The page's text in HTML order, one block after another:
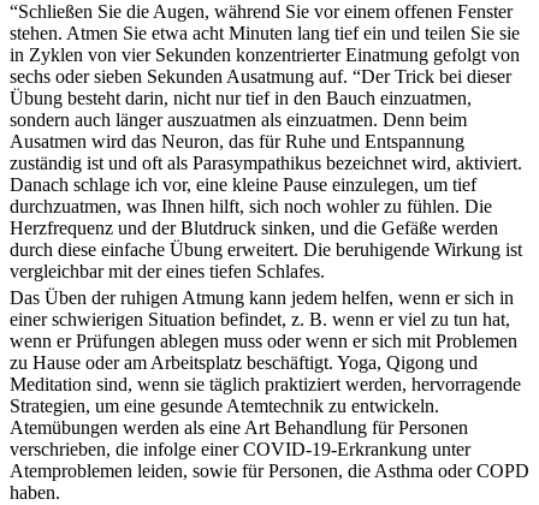
“Schließen Sie die Augen, während Sie vor einem offenen Fenster
stehen. Atmen Sie etwa acht Minuten lang tief ein und teilen Sie sie
in Zyklen von vier Sekunden konzentrierter Einatmung gefolgt von
sechs oder sieben Sekunden Ausatmung auf. “Der Trick bei dieser
Übung besteht darin, nicht nur tief in den Bauch einzuatmen,
sondern auch länger auszuatmen als einzuatmen. Denn beim
Ausatmen wird das Neuron, das für Ruhe und Entspannung
zuständig ist und oft als Parasympathikus bezeichnet wird, aktiviert.
Danach schlage ich vor, eine kleine Pause einzulegen, um tief
durchzuatmen, was Ihnen hilft, sich noch wohler zu fühlen. Die
Herzfrequenz und der Blutdruck sinken, und die Gefäße werden
durch diese einfache Übung erweitert. Die beruhigende Wirkung ist
vergleichbar mit der eines tiefen Schlafes.
Das Üben der ruhigen Atmung kann jedem helfen, wenn er sich in
einer schwierigen Situation befindet, z. B. wenn er viel zu tun hat,
wenn er Prüfungen ablegen muss oder wenn er sich mit Problemen
zu Hause oder am Arbeitsplatz beschäftigt. Yoga, Qigong und
Meditation sind, wenn sie täglich praktiziert werden, hervorragende
Strategien, um eine gesunde Atemtechnik zu entwickeln.
Atemübungen werden als eine Art Behandlung für Personen
verschrieben, die infolge einer COVID-19-Erkrankung unter
Atemproblemen leiden, sowie für Personen, die Asthma oder COPD
haben.